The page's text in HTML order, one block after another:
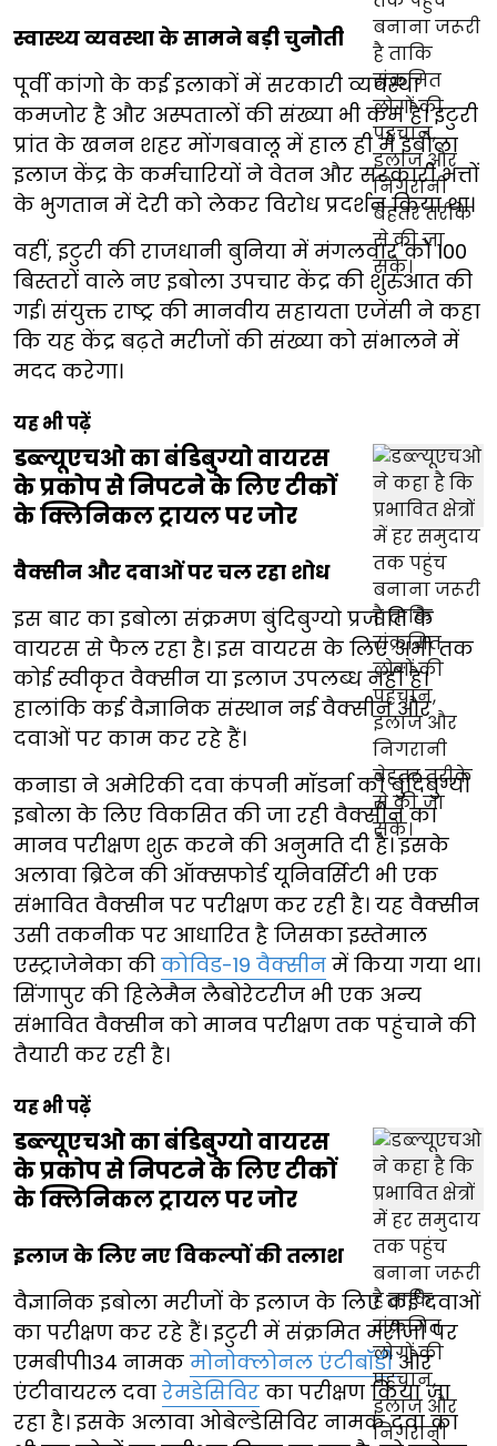
स्वास्थ्य व्यवस्था के सामने बड़ी चुनौती
पूर्वी कांगो के कई इलाकों में सरकारी व्यवस्था
कमजोर है और अस्पतालों की संख्या भी कम है। इटुरी
प्रांत के खनन शहर मोंगबवालू में हाल ही में इबोला
इलाज केंद्र के कर्मचारियों ने वेतन और सरकारी भत्तों
के भुगतान में देरी को लेकर विरोध प्रदर्शन किया था।
वहीं, इटुरी की राजधानी बुनिया में मंगलवार को 100
बिस्तरों वाले नए इबोला उपचार केंद्र की शुरुआत की
गई। संयुक्त राष्ट्र की मानवीय सहायता एजेंसी ने कहा
कि यह केंद्र बढ़ते मरीजों की संख्या को संभालने में
मदद करेगा।
यह भी पढ़ें
डब्ल्यूएचओ का बंडिबुग्यो वायरस
के प्रकोप से निपटने के लिए टीकों
के क्लिनिकल ट्रायल पर जोर
वैक्सीन और दवाओं पर चल रहा शोध
इस बार का इबोला संक्रमण बुंदिबुग्यो प्रजाति के
वायरस से फैल रहा है। इस वायरस के लिए अभी तक
कोई स्वीकृत वैक्सीन या इलाज उपलब्ध नहीं है।
हालांकि कई वैज्ञानिक संस्थान नई वैक्सीन और
दवाओं पर काम कर रहे हैं।
कनाडा ने अमेरिकी दवा कंपनी मॉडर्ना को बुंदिबुग्यो
इबोला के लिए विकसित की जा रही वैक्सीन का
मानव परीक्षण शुरू करने की अनुमति दी है। इसके
अलावा ब्रिटेन की ऑक्सफोर्ड यूनिवर्सिटी भी एक
संभावित वैक्सीन पर परीक्षण कर रही है। यह वैक्सीन
उसी तकनीक पर आधारित है जिसका इस्तेमाल
एस्ट्राजेनेका की कोविड-19 वैक्सीन में किया गया था।
सिंगापुर की हिलेमैन लैबोरेटरीज भी एक अन्य
संभावित वैक्सीन को मानव परीक्षण तक पहुंचाने की
तैयारी कर रही है।
यह भी पढ़ें
डब्ल्यूएचओ का बंडिबुग्यो वायरस
के प्रकोप से निपटने के लिए टीकों
के क्लिनिकल ट्रायल पर जोर
इलाज के लिए नए विकल्पों की तलाश
वैज्ञानिक इबोला मरीजों के इलाज के लिए कई दवाओं
का परीक्षण कर रहे हैं। इटुरी में संक्रमित मरीजों पर
एमबीपी134 नामक मोनोक्लोनल एंटीबॉडीऔर
एंटीवायरल दवा रेमडेसिविर का परीक्षण किया जा
रहा है। इसके अलावा ओबेल्डेसिविर नामक दवा का